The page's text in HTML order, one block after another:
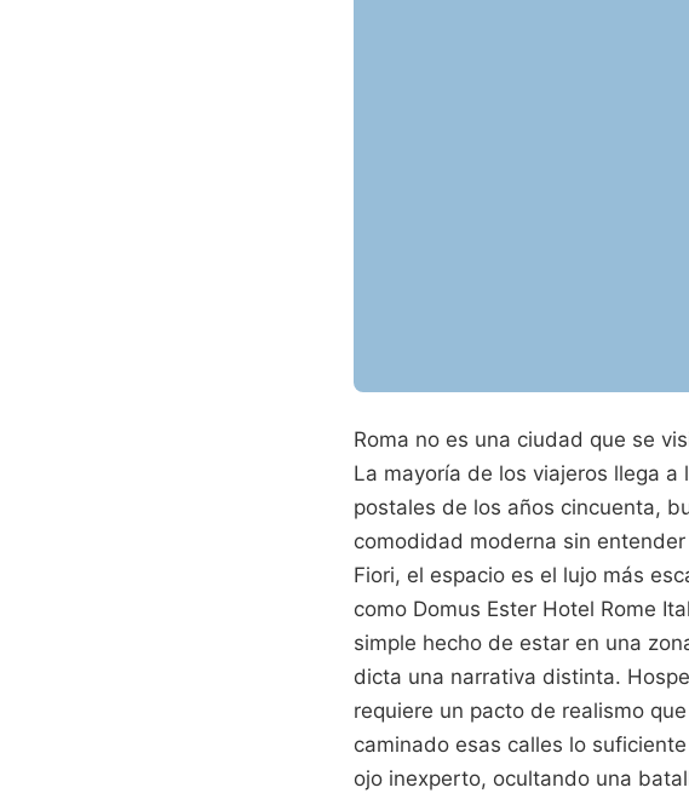
Roma no es una ciudad que se
La mayoría de los viajeros llega
postales de los años cincuenta,
comodidad moderna sin
Fiori, el espacio es el lujo más
como Domus Ester Hotel Rome
simple hecho de estar en una
dicta una narrativa distinta.
requiere un pacto de realismo
caminado esas calles lo
ojo inexperto, ocultando una